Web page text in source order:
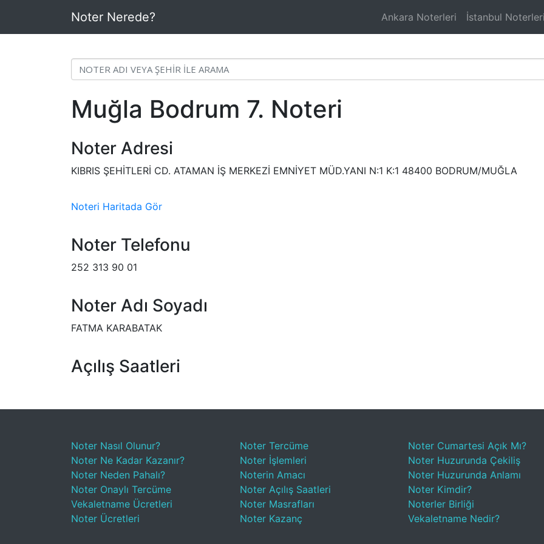
Noter Nerede? Ankara Noterleri İstanbul Noterleri
Muğla Bodrum 7. Noteri
Noter Adresi
KIBRIS ŞEHİTLERİ CD. ATAMAN İŞ MERKEZİ EMNİYET MÜD.YANI N:1 K:1 48400 BODRUM/MUĞLA
Noteri Haritada Gör
Noter Telefonu
252 313 90 01
Noter Adı Soyadı
FATMA KARABATAK
Açılış Saatleri
Noter Nasıl Olunur?
Noter Ne Kadar Kazanır?
Noter Neden Pahalı?
Noter Onaylı Tercüme
Vekaletname Ücretleri
Noter Ücretleri
Noter Tercüme
Noter İşlemleri
Noterin Amacı
Noter Açılış Saatleri
Noter Masrafları
Noter Kazanç
Noter Cumartesi Açık Mı?
Noter Huzurunda Çekiliş
Noter Huzurunda Anlamı
Noter Kimdir?
Noterler Birliği
Vekaletname Nedir?